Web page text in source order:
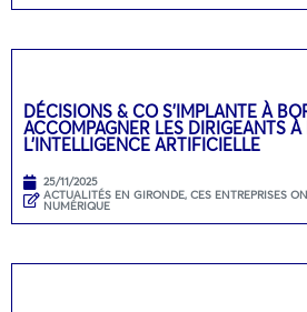
DÉCISIONS & CO S’IMPLANTE À
ACCOMPAGNER LES DIRIGEANTS À
L’INTELLIGENCE ARTIFICIELLE
25/11/2025
ACTUALITÉS EN GIRONDE, CES ENTREPRISES
NUMÉRIQUE